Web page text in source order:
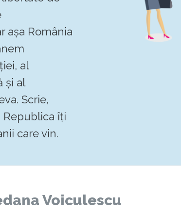
așa România
al
și al
Scrie,
îți
care vin.
Voiculescu